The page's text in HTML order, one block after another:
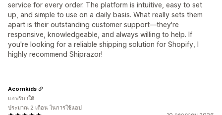
service for every order. The platform is intuitive, easy to set
up, and simple to use on a daily basis. What really sets them
apart is their outstanding customer support—they're
responsive, knowledgeable, and always willing to help. If
you're looking for a reliable shipping solution for Shopify, I
highly recommend Shiprazor!
Acornkids
แอฟริกาใต้
ประมาณ 2 เดือน ในการใช้แอป